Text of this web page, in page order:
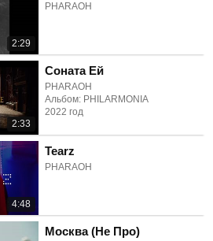
2:29
PHARAOH
2:33
Соната Ей
PHARAOH
Альбом: PHILARMONIA
2022 год
4:48
Tearz
PHARAOH
Москва (Не Про)